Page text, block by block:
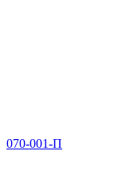
070-001-П